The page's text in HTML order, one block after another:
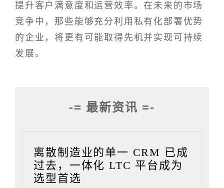
提升客户满意度和运营效率。在未来的市场
竞争中，那些能够充分利用私有化部署优势
的企业，将更有可能取得先机并实现可持续
发展。
-= 最新资讯 =-
离散制造业的单一 CRM 已成
过去，一体化 LTC 平台成为
选型首选